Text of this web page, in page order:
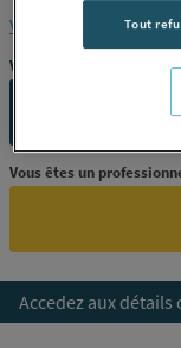
Voir la description
Vous avez un projet ?
Vous êtes un
Accedez aux
Tout